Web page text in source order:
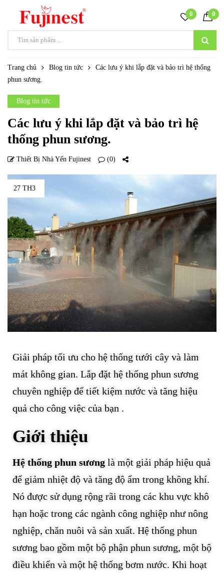
0 0
Trang chủ Blog tin tức
Các lưu ý khi lắp đặt và bảo trì hệ thống
phun sương.
Blog tin tức
Các lưu ý khi lắp đặt và bảo trì hệ
thống phun sương.
Thiết Bị Nhà Yến Fujinest (0)
27 TH3
Giải pháp tối ưu cho hệ thống tưới cây và làm
mát không gian. Lắp đặt hệ thống phun sương
chuyên nghiệp để tiết kiệm nước và tăng hiệu
quả cho công việc của bạn .
Giới thiệu
Hệ thống phun sương là một giải pháp hiệu quả
để giảm nhiệt độ và tăng độ ẩm trong không khí.
Nó được sử dụng rộng rãi trong các khu vực khô
hạn hoặc trong các ngành công nghiệp như nông
nghiệp, chăn nuôi và sản xuất. Hệ thống phun
sương bao gồm một bộ phận phun sương, một bộ
điều khiển và một hệ thống bơm nước. Khi hoạt